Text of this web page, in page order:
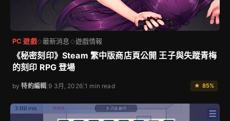
PC 遊戲◇最新消息 ◇遊戲情報
《秘密刻印》Steam 繁中版商店頁公開 王子與失蹤青梅
的刻印 RPG 登場
by特約編輯 9 3月, 2026|1 min read ★ 85%